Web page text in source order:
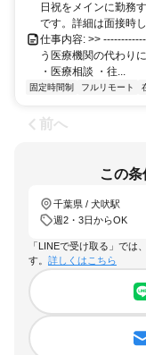
日祝をメインに勤務
です。詳細は面接時
仕事内容: >>
う医療機関の代わり
・医療相談 ・往...
固定時間制 フルリモート
前へ
この
千葉県 / 犬吠駅
週2・3日からOK
「LINEで受け取る」では
す。 詳しくはこちら